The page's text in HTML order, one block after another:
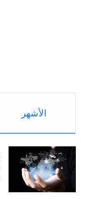
الأشهر